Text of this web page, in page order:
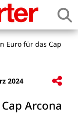
Euro für das Cap
2024
Arcona